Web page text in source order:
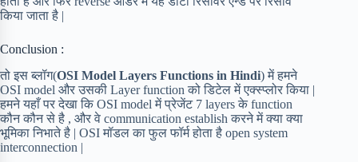
किया जाता है |
Conclusion :
तो इस ब्लॉग(OSI Model Layers Functions in Hindi) में हमने
OSI model और उसकी Layer function को डिटेल में एक्स्प्लोर किया |
हमने यहाँ पर देखा कि OSI model में प्रेजेंट 7 layers के function
कौन कौन से है , और वे communication establish करने में क्या क्या
भूमिका निभाते है | OSI मॉडल का फुल फॉर्म होता है open system
interconnection |